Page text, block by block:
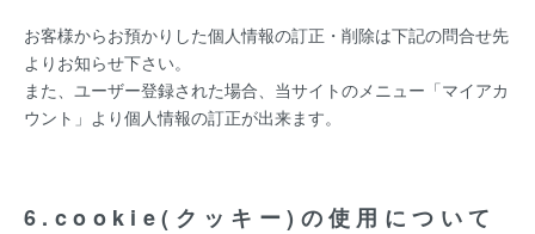
お客様からお預かりした個人情報の訂正・削除は下記の問合せ先
よりお知らせ下さい。
また、ユーザー登録された場合、当サイトのメニュー「マイアカ
ウント」より個人情報の訂正が出来ます。
6.cookie(クッキー)の使用について